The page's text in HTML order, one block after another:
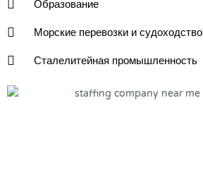
Образование
Морские перевозки и судоходство
Сталелитейная промышленность